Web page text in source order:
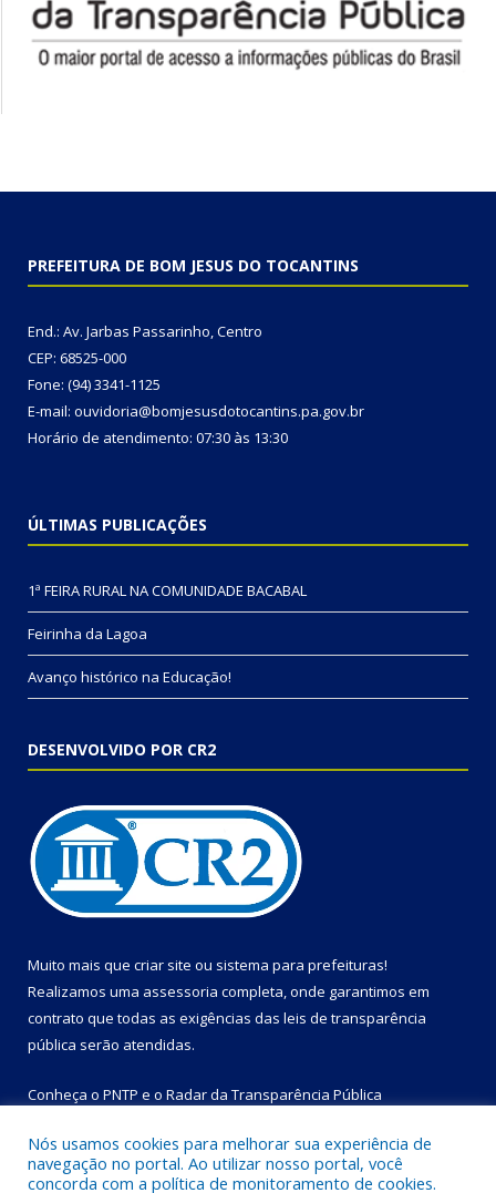
PREFEITURA DE BOM JESUS DO TOCANTINS
End.: Av. Jarbas Passarinho, Centro
CEP: 68525-000
Fone: (94) 3341-1125
E-mail: ouvidoria@bomjesusdotocantins.pa.gov.br
Horário de atendimento: 07:30 às 13:30
ÚLTIMAS PUBLICAÇÕES
1ª FEIRA RURAL NA COMUNIDADE BACABAL
Feirinha da Lagoa
Avanço histórico na Educação!
DESENVOLVIDO POR CR2
Muito mais que criar site ou sistema para prefeituras!
Realizamos uma assessoria completa, onde garantimos em
contrato que todas as exigências das leis de transparência
pública serão atendidas.
Conheça o PNTP e o Radar da Transparência Pública
Nós usamos cookies para melhorar sua experiência de
navegação no portal. Ao utilizar nosso portal, você
concorda com a política de monitoramento de cookies.